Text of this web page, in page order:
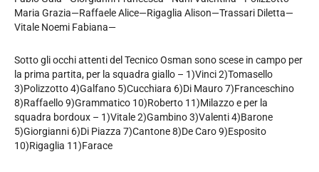
Maria Grazia—Raffaele Alice—Rigaglia Alison—Trassari Diletta—
Vitale Noemi Fabiana—
Sotto gli occhi attenti del Tecnico Osman sono scese in campo per
la prima partita, per la squadra giallo – 1)Vinci 2)Tomasello
3)Polizzotto 4)Galfano 5)Cucchiara 6)Di Mauro 7)Franceschino
8)Raffaello 9)Grammatico 10)Roberto 11)Milazzo e per la
squadra bordoux – 1)Vitale 2)Gambino 3)Valenti 4)Barone
5)Giorgianni 6)Di Piazza 7)Cantone 8)De Caro 9)Esposito
10)Rigaglia 11)Farace